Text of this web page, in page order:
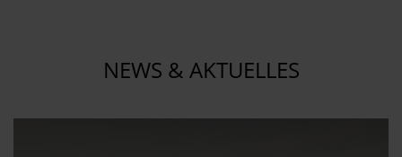
NEWS & AKTUELLES